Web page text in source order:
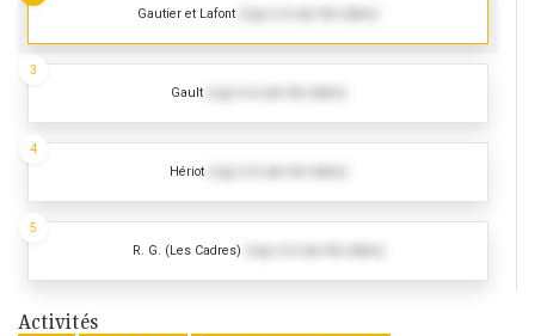
Gautier et Lafont
Gault
3
Hériot
4
R. G. (Les Cadres)
5
Activités